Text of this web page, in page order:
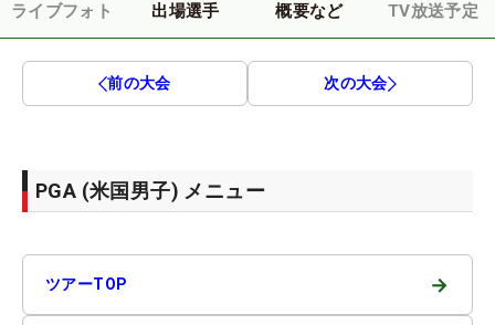
ライブフォト 出場選手 概要など TV放送予定
前の大会 次の大会
PGA (米国男子) メニュー
ツアーTOP →